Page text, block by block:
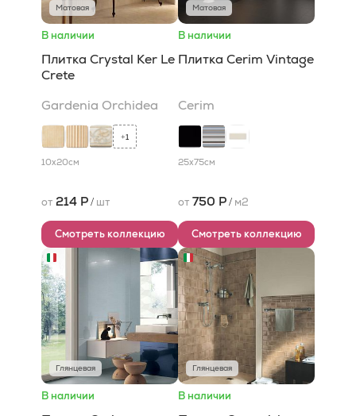
Матовая
В наличии
Плитка Crystal Ker Le
Crete
Gardenia Orchidea
+1
10x20см
от 214 Р/ шт
Смотреть коллекцию
Матовая
В наличии
Плитка Cerim Vintage
Cerim
25x75см
от 750 Р/ м2
Смотреть коллекцию
Глянцевая
В наличии
Глянцевая
В наличии